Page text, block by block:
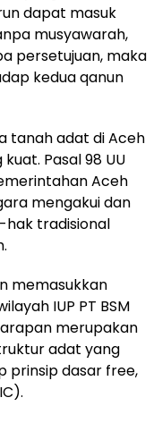
dapat masuk
musyawarah,
persetujuan, maka
kedua qanun
tanah adat di Aceh
Pasal 98 UU
Aceh
mengakui dan
hak tradisional
memasukkan
IUP PT BSM
merupakan
adat yang
prinsip dasar free,